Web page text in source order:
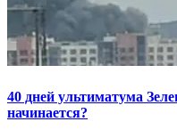
40 дней ультиматума
начинается?